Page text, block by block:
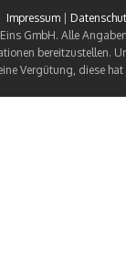
Impressum|
GmbH. Alle
bereitzustellen.
Vergütung, diese